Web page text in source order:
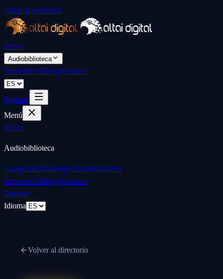
Saltar al contenido
Inicio
Audiobiblioteca
Servicios IABlogNosotros
Ingresar
Menú
Inicio
Audiobiblioteca
CategoríasSubcategoríasAplicaciones
Servicios IABlogNosotros
Ingresar
Idioma
Volver al directorio